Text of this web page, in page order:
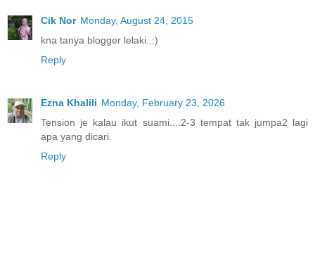
Cik Nor Monday, August 24, 2015
kna tanya blogger lelaki..:)
Reply
Ezna Khalili Monday, February 23, 2026
Tension je kalau ikut suami....2-3 tempat tak jumpa2 lagi
apa yang dicari.
Reply